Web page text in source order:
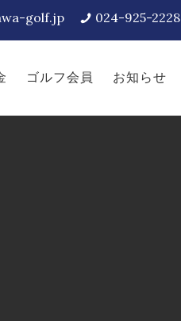
golf.jp 024-925-2228
ゴルフ会員 お知らせ